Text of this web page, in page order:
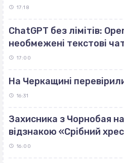
17:18
ChatGPT без лімітів:
необмежені текстові
17:00
На Черкащині
16:31
Захисника з Чорнобая
відзнакою «Срібний
16:00